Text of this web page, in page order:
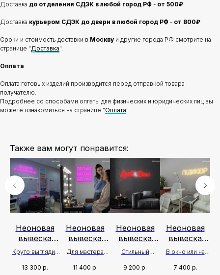
Доставка до отделения СДЭК в любой город РФ - от 500₽
Доставка курьером СДЭК до двери в любой город РФ - от 800₽
Сроки и стоимость доставки в Москву и другие города РФ смотрите на
странице "Доставка".
Оплата
Оплата готовых изделий производится перед отправкой товара
получателю.
Подробнее со способами оплаты для физических и юридических лиц вы
можете ознакомиться на странице "Оплата"
Также вам могут понравится:
Неоновая
вывеска
Дорогой я
Круто выглядит
студии по
13 300 р.
Неоновая
вывеска
Brows
Brows
Для мастера
подчеркнет
11 400 р.
Неоновая
вывеска
Lash & Brow
Стильный
неона для вашей
9 200 р.
Неоновая
вывеска
Педикюр
В окно или на
для рекламы
7 400 р.